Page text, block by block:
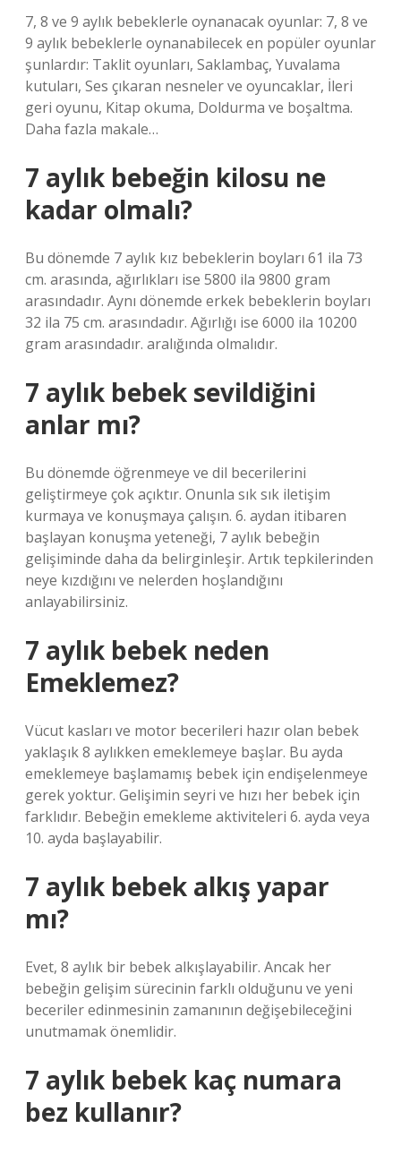
7, 8 ve 9 aylık bebeklerle oynanacak oyunlar: 7, 8 ve
9 aylık bebeklerle oynanabilecek en popüler oyunlar
şunlardır: Taklit oyunları, Saklambaç, Yuvalama
kutuları, Ses çıkaran nesneler ve oyuncaklar, İleri
geri oyunu, Kitap okuma, Doldurma ve boşaltma.
Daha fazla makale…
7 aylık bebeğin kilosu ne
kadar olmalı?
Bu dönemde 7 aylık kız bebeklerin boyları 61 ila 73
cm. arasında, ağırlıkları ise 5800 ila 9800 gram
arasındadır. Aynı dönemde erkek bebeklerin boyları
32 ila 75 cm. arasındadır. Ağırlığı ise 6000 ila 10200
gram arasındadır. aralığında olmalıdır.
7 aylık bebek sevildiğini
anlar mı?
Bu dönemde öğrenmeye ve dil becerilerini
geliştirmeye çok açıktır. Onunla sık sık iletişim
kurmaya ve konuşmaya çalışın. 6. aydan itibaren
başlayan konuşma yeteneği, 7 aylık bebeğin
gelişiminde daha da belirginleşir. Artık tepkilerinden
neye kızdığını ve nelerden hoşlandığını
anlayabilirsiniz.
7 aylık bebek neden
Emeklemez?
Vücut kasları ve motor becerileri hazır olan bebek
yaklaşık 8 aylıkken emeklemeye başlar. Bu ayda
emeklemeye başlamamış bebek için endişelenmeye
gerek yoktur. Gelişimin seyri ve hızı her bebek için
farklıdır. Bebeğin emekleme aktiviteleri 6. ayda veya
10. ayda başlayabilir.
7 aylık bebek alkış yapar
mı?
Evet, 8 aylık bir bebek alkışlayabilir. Ancak her
bebeğin gelişim sürecinin farklı olduğunu ve yeni
beceriler edinmesinin zamanının değişebileceğini
unutmamak önemlidir.
7 aylık bebek kaç numara
bez kullanır?